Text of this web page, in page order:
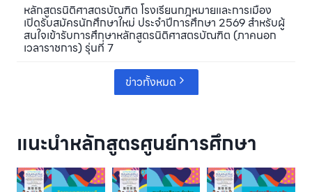
หลักสูตรนิติศาสตรบัณฑิต โรงเรียนกฎหมายและการเมือง
เปิดรับสมัครนักศึกษาใหม่ ประจำปีการศึกษา 2569 สำหรับผู้
สนใจเข้ารับการศึกษาหลักสูตรนิติศาสตรบัณฑิต (ภาคนอก
เวลาราชการ) รุ่นที่ 7
ข่าวทั้งหมด
แนะนำหลักสูตรศูนย์การศึกษา